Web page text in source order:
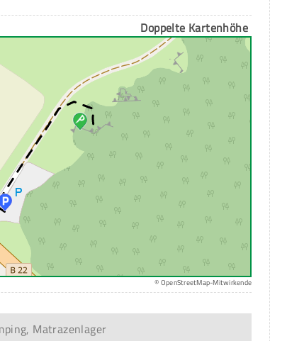
Doppelte Kartenhöhe
© OpenStreetMap-Mitwirkende
Matrazenlager